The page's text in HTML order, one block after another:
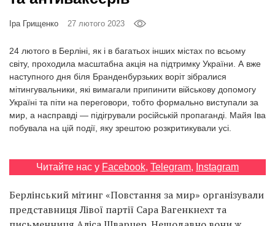
EN
RU
Іра Грищенко 27 лютого 2023
24 лютого в Берліні, як і в багатьох інших містах по всьому
світу, проходила масштабна акція на підтримку України. А вже
наступного дня біля Бранденбурзьких воріт зібралися
мітингувальники, які вимагали припинити військову допомогу
Україні та піти на переговори, тобто формально виступали за
мир, а насправді — підігрували російській пропаганді. Майя Іва
побувала на цій події, яку зрештою розкритикували усі.
Читайте нас у Facebook, Telegram, Instagram
Берлінський мітинг «Повстання за мир» організували
представниця Лівої партії Сара Вагенкнехт та